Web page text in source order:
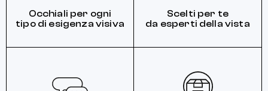
Occhiali per ogni
tipo di esigenza visiva
Scelti per te
da esperti della vista